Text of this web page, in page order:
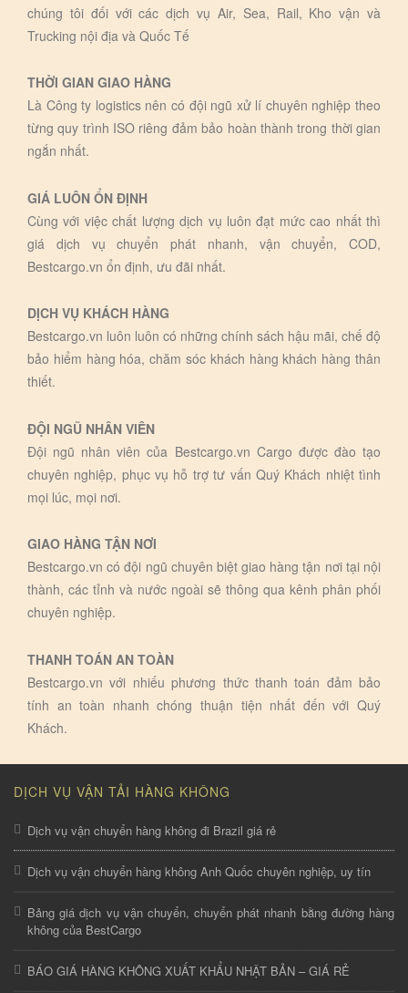
chúng tôi đối với các dịch vụ Air, Sea, Rail, Kho vận và
Trucking nội địa và Quốc Tế
THỜI GIAN GIAO HÀNG
Là Công ty logistics nên có đội ngũ xử lí chuyên nghiệp theo
từng quy trình ISO riêng đảm bảo hoàn thành trong thời gian
ngắn nhất.
GIÁ LUÔN ỔN ĐỊNH
Cùng với việc chất lượng dịch vụ luôn đạt mức cao nhất thì
giá dịch vụ chuyển phát nhanh, vận chuyển, COD,
Bestcargo.vn ổn định, ưu đãi nhất.
DỊCH VỤ KHÁCH HÀNG
Bestcargo.vn luôn luôn có những chính sách hậu mãi, chế độ
bảo hiểm hàng hóa, chăm sóc khách hàng khách hàng thân
thiết.
ĐỘI NGŨ NHÂN VIÊN
Đội ngũ nhân viên của Bestcargo.vn Cargo được đào tạo
chuyên nghiệp, phục vụ hỗ trợ tư vấn Quý Khách nhiệt tình
mọi lúc, mọi nơi.
GIAO HÀNG TẬN NƠI
Bestcargo.vn có đội ngũ chuyên biệt giao hàng tận nơi tại nội
thành, các tỉnh và nước ngoài sẽ thông qua kênh phân phối
chuyên nghiệp.
THANH TOÁN AN TOÀN
Bestcargo.vn với nhiếu phương thức thanh toán đảm bảo
tính an toàn nhanh chóng thuận tiện nhất đến với Quý
Khách.
DỊCH VỤ VẬN TẢI HÀNG KHÔNG
Dịch vụ vận chuyển hàng không đi Brazil giá rẻ
Dịch vụ vận chuyển hàng không Anh Quốc chuyên nghiệp, uy tín
Bảng giá dịch vụ vận chuyển, chuyển phát nhanh bằng đường hàng
không của BestCargo
BÁO GIÁ HÀNG KHÔNG XUẤT KHẨU NHẬT BẢN – GIÁ RẺ